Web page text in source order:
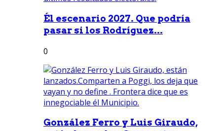
Él escenario 2027. Que podría
pasar si los Rodríguez...
0
González Ferro y Luis Giraudo,